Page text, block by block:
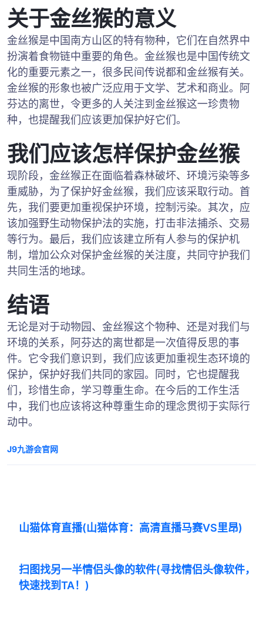
关于金丝猴的意义
金丝猴是中国南方山区的特有物种，它们在自然界中
扮演着食物链中重要的角色。金丝猴也是中国传统文
化的重要元素之一，很多民间传说都和金丝猴有关。
金丝猴的形象也被广泛应用于文学、艺术和商业。阿
芬达的离世，令更多的人关注到金丝猴这一珍贵物
种，也提醒我们应该更加保护好它们。
我们应该怎样保护金丝猴
现阶段，金丝猴正在面临着森林破坏、环境污染等多
重威胁，为了保护好金丝猴，我们应该采取行动。首
先，我们要更加重视保护环境，控制污染。其次，应
该加强野生动物保护法的实施，打击非法捕杀、交易
等行为。最后，我们应该建立所有人参与的保护机
制，增加公众对保护金丝猴的关注度，共同守护我们
共同生活的地球。
结语
无论是对于动物园、金丝猴这个物种、还是对我们与
环境的关系，阿芬达的离世都是一次值得反思的事
件。它令我们意识到，我们应该更加重视生态环境的
保护，保护好我们共同的家园。同时，它也提醒我
们，珍惜生命，学习尊重生命。在今后的工作生活
中，我们也应该将这种尊重生命的理念贯彻于实际行
动中。
J9九游会官网
山猫体育直播(山猫体育：高清直播马赛VS里昂)
扫图找另一半情侣头像的软件(寻找情侣头像软件，
快速找到TA！)